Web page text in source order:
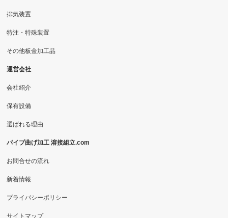
排気装置
特注・特殊装置
その他板金加工品
運営会社
会社紹介
保有設備
選ばれる理由
パイプ曲げ加工 溶接組立.com
お問合せの流れ
新着情報
プライバシーポリシー
サイトマップ